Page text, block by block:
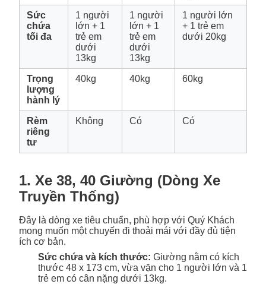
Sức
chứa
tối đa
1 người
lớn + 1
trẻ em
dưới
13kg
1 người
lớn + 1
trẻ em
dưới
13kg
1 người lớn
+ 1 trẻ em
dưới 20kg
Trọng
lượng
hành lý
40kg 40kg 60kg
Rèm
riêng
tư
Không Có Có
1. Xe 38, 40 Giường (Dòng Xe
Truyền Thống)
Đây là dòng xe tiêu chuẩn, phù hợp với Quý Khách
mong muốn một chuyến đi thoải mái với đầy đủ tiện
ích cơ bản.
Sức chứa và kích thước: Giường nằm có kích
thước 48 x 173 cm, vừa vặn cho 1 người lớn và 1
trẻ em có cân nặng dưới 13kg.